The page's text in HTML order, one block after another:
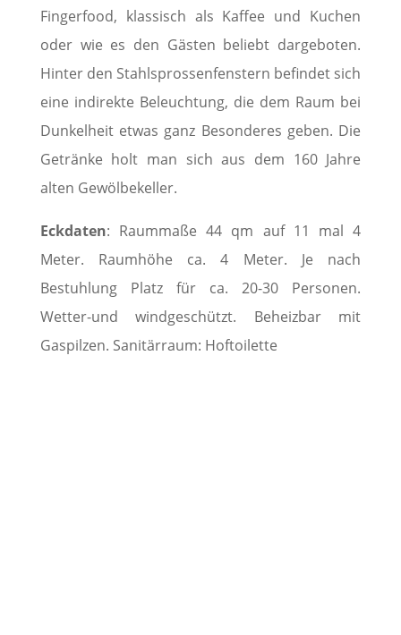
Fingerfood, klassisch als Kaffee und Kuchen
oder wie es den Gästen beliebt dargeboten.
Hinter den Stahlsprossenfenstern befindet sich
eine indirekte Beleuchtung, die dem Raum bei
Dunkelheit etwas ganz Besonderes geben. Die
Getränke holt man sich aus dem 160 Jahre
alten Gewölbekeller.
Eckdaten: Raummaße 44 qm auf 11 mal 4
Meter. Raumhöhe ca. 4 Meter. Je nach
Bestuhlung Platz für ca. 20-30 Personen.
Wetter-und windgeschützt. Beheizbar mit
Gaspilzen. Sanitärraum: Hoftoilette